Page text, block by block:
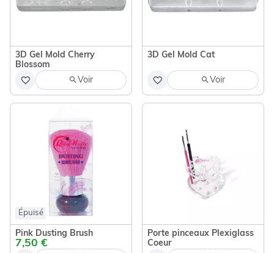
3D Gel Mold Cherry
Blossom
Voir
3D Gel Mold Cat
Voir
Épuisé
Pink Dusting Brush
7,50 €
Porte pinceaux Plexiglass
Coeur